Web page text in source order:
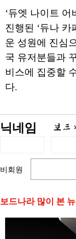
‘듀엣 나이트 어
진행된 ‘듀나 카
운 성원에 진심
국 유저분들과
비스에 집중할
다.
닉네임
비회원
보드나라 많이 본